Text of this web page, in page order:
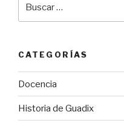
CATEGORÍAS
Docencia
Historia de Guadix